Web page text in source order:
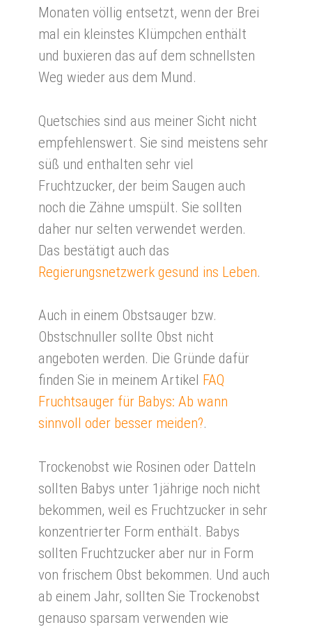
Monaten völlig entsetzt, wenn der Brei
mal ein kleinstes Klümpchen enthält
und buxieren das auf dem schnellsten
Weg wieder aus dem Mund.
Quetschies sind aus meiner Sicht nicht
empfehlenswert. Sie sind meistens sehr
süß und enthalten sehr viel
Fruchtzucker, der beim Saugen auch
noch die Zähne umspült. Sie sollten
daher nur selten verwendet werden.
Das bestätigt auch das
Regierungsnetzwerk gesund ins Leben.
Auch in einem Obstsauger bzw.
Obstschnuller sollte Obst nicht
angeboten werden. Die Gründe dafür
finden Sie in meinem Artikel FAQ
Fruchtsauger für Babys: Ab wann
sinnvoll oder besser meiden?.
Trockenobst wie Rosinen oder Datteln
sollten Babys unter 1jährige noch nicht
bekommen, weil es Fruchtzucker in sehr
konzentrierter Form enthält. Babys
sollten Fruchtzucker aber nur in Form
von frischem Obst bekommen. Und auch
ab einem Jahr, sollten Sie Trockenobst
genauso sparsam verwenden wie